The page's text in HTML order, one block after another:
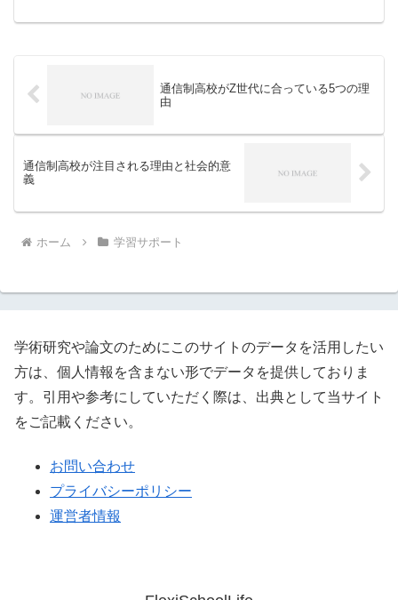
通信制高校がZ世代に合っている5つの理
由
通信制高校が注目される理由と社会的意
義
ホーム 学習サポート
学術研究や論文のためにこのサイトのデータを活用したい
方は、個人情報を含まない形でデータを提供しておりま
す。引用や参考にしていただく際は、出典として当サイト
をご記載ください。
お問い合わせ
プライバシーポリシー
運営者情報